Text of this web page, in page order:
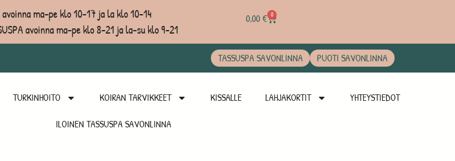
avoinna ma-pe klo 10-17 ja la klo 10-14
avoinna ma-pe klo 8-21 ja la-su klo 9-21
0,00€ 0
TASSUSPA SAVONLINNA PUOTI SAVONLINNA
TURKINHOITO KOIRAN TARVIKKEET KISSALLE LAHJAKORTIT YHTEYSTIEDOT
ILOINEN TASSUSPA SAVONLINNA